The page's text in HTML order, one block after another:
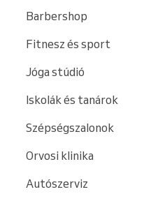
Barbershop
Fitnesz és sport
Jóga stúdió
Iskolák és tanárok
Szépségszalonok
Orvosi klinika
Autószerviz